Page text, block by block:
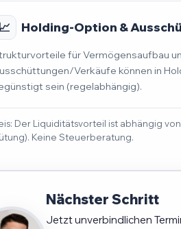
📈 Holding-Option &
für Vermögensaufbau
Verkäufe können in
sein (regelabhängig).
Der Liquiditätsvorteil ist abhängig
Keine Steuerberatung.
Nächster Schritt
Jetzt unverbindlichen